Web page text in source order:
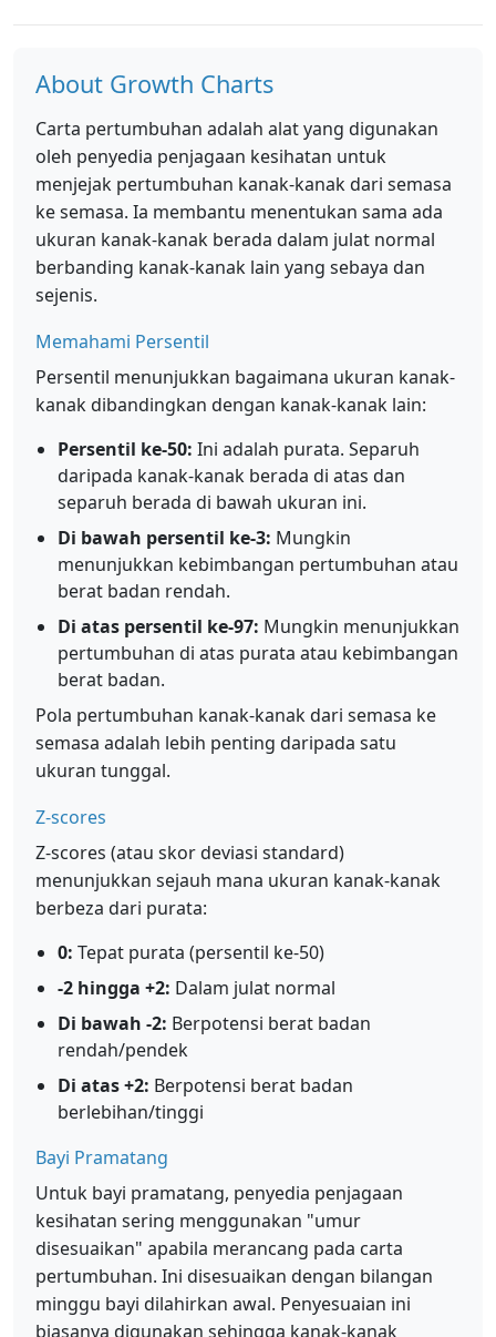
About Growth Charts
Carta pertumbuhan adalah alat yang digunakan
oleh penyedia penjagaan kesihatan untuk
menjejak pertumbuhan kanak-kanak dari semasa
ke semasa. Ia membantu menentukan sama ada
ukuran kanak-kanak berada dalam julat normal
berbanding kanak-kanak lain yang sebaya dan
sejenis.
Memahami Persentil
Persentil menunjukkan bagaimana ukuran kanak-
kanak dibandingkan dengan kanak-kanak lain:
Persentil ke-50: Ini adalah purata. Separuh
daripada kanak-kanak berada di atas dan
separuh berada di bawah ukuran ini.
Di bawah persentil ke-3: Mungkin
menunjukkan kebimbangan pertumbuhan atau
berat badan rendah.
Di atas persentil ke-97: Mungkin menunjukkan
pertumbuhan di atas purata atau kebimbangan
berat badan.
Pola pertumbuhan kanak-kanak dari semasa ke
semasa adalah lebih penting daripada satu
ukuran tunggal.
Z-scores
Z-scores (atau skor deviasi standard)
menunjukkan sejauh mana ukuran kanak-kanak
berbeza dari purata:
0: Tepat purata (persentil ke-50)
-2 hingga +2: Dalam julat normal
Di bawah -2: Berpotensi berat badan
rendah/pendek
Di atas +2: Berpotensi berat badan
berlebihan/tinggi
Bayi Pramatang
Untuk bayi pramatang, penyedia penjagaan
kesihatan sering menggunakan "umur
disesuaikan" apabila merancang pada carta
pertumbuhan. Ini disesuaikan dengan bilangan
minggu bayi dilahirkan awal. Penyesuaian ini
biasanya digunakan sehingga kanak-kanak